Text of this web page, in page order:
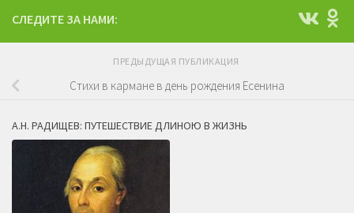
СЛЕДИТЕ ЗА НАМИ:
ПРЕДЫДУЩАЯ ПУБЛИКАЦИЯ
Стихи в кармане в день рождения Есенина
А.Н. РАДИЩЕВ: ПУТЕШЕСТВИЕ ДЛИНОЮ В ЖИЗНЬ